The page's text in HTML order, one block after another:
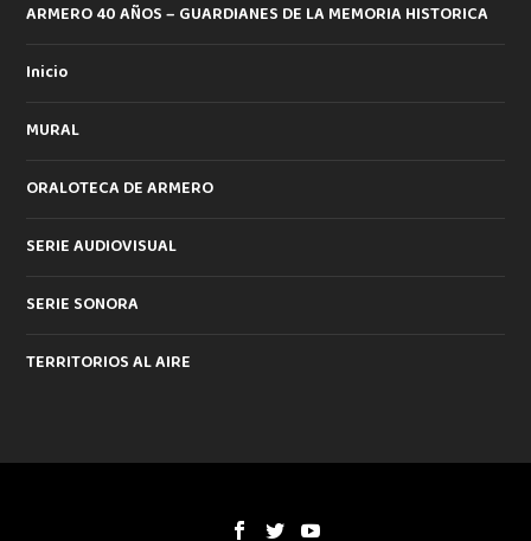
ARMERO 40 AÑOS – GUARDIANES DE LA MEMORIA HISTORICA
Inicio
MURAL
ORALOTECA DE ARMERO
SERIE AUDIOVISUAL
SERIE SONORA
TERRITORIOS AL AIRE